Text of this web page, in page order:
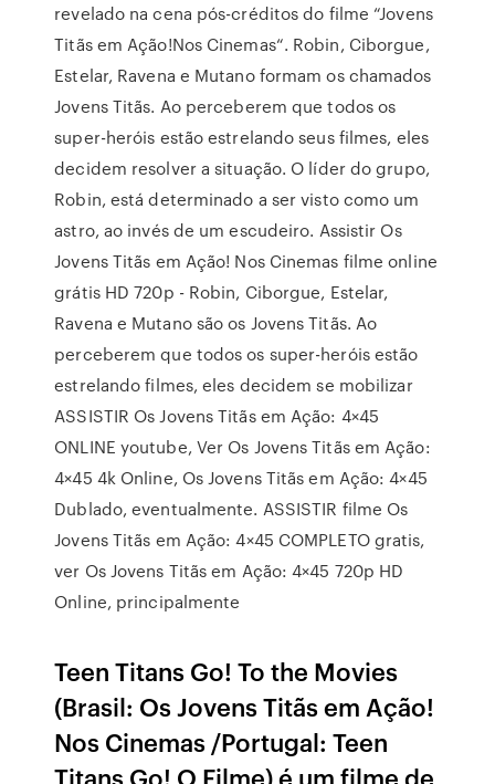
revelado na cena pós-créditos do filme “Jovens
Titãs em Ação!Nos Cinemas“. Robin, Ciborgue,
Estelar, Ravena e Mutano formam os chamados
Jovens Titãs. Ao perceberem que todos os
super-heróis estão estrelando seus filmes, eles
decidem resolver a situação. O líder do grupo,
Robin, está determinado a ser visto como um
astro, ao invés de um escudeiro. Assistir Os
Jovens Titãs em Ação! Nos Cinemas filme online
grátis HD 720p - Robin, Ciborgue, Estelar,
Ravena e Mutano são os Jovens Titãs. Ao
perceberem que todos os super-heróis estão
estrelando filmes, eles decidem se mobilizar
ASSISTIR Os Jovens Titãs em Ação: 4×45
ONLINE youtube, Ver Os Jovens Titãs em Ação:
4×45 4k Online, Os Jovens Titãs em Ação: 4×45
Dublado, eventualmente. ASSISTIR filme Os
Jovens Titãs em Ação: 4×45 COMPLETO gratis,
ver Os Jovens Titãs em Ação: 4×45 720p HD
Online, principalmente
Teen Titans Go! To the Movies
(Brasil: Os Jovens Titãs em Ação!
Nos Cinemas /Portugal: Teen
Titans Go! O Filme) é um filme de